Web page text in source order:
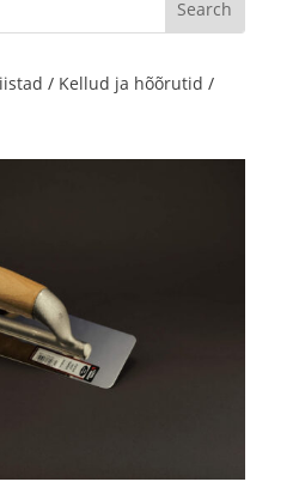
/ Kellud ja hõõrutid /